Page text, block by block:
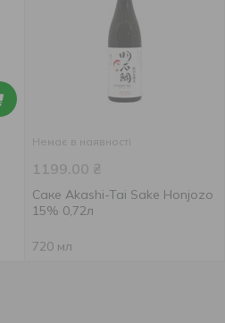
Немає в наявності
1199.00 ₴
Саке Akashi-Tai Sake Honjozo
15% 0,72л
720 мл